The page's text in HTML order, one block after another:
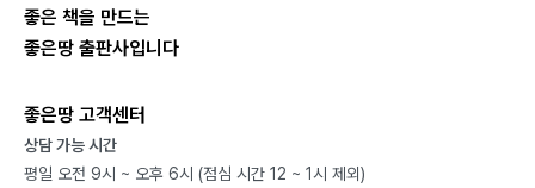
좋은 책을 만드는
좋은땅 출판사입니다
좋은땅 고객센터
상담 가능 시간
평일 오전 9시 ~ 오후 6시 (점심 시간 12 ~ 1시 제외)